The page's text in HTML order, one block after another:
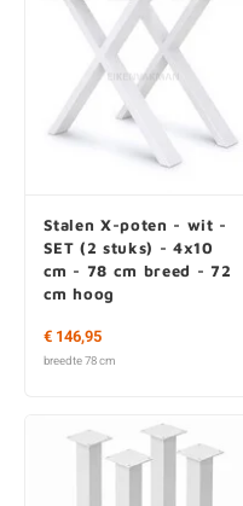
Stalen X-poten - wit -
SET (2 stuks) - 4x10
cm - 78 cm breed - 72
cm hoog
€ 146,95
breedte 78 cm